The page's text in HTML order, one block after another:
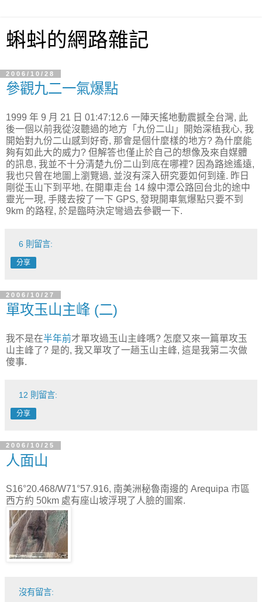
蝌蚪的網路雜記
2006/10/28
參觀九二一氣爆點
1999 年 9 月 21 日 01:47:12.6 一陣天搖地動震撼全台灣, 此
後一個以前我從沒聽過的地方「九份二山」開始深植我心, 我
開始對九份二山感到好奇, 那會是個什麼樣的地方? 為什麼能
夠有如此大的威力? 但解答也僅止於自己的想像及來自媒體
的訊息, 我並不十分清楚九份二山到底在哪裡? 因為路途遙遠,
我也只曾在地圖上瀏覽過, 並沒有深入研究要如何到達. 昨日
剛從玉山下到平地, 在開車走台 14 線中潭公路回台北的途中
靈光一現, 手賤去按了一下 GPS, 發現開車氣爆點只要不到
9km 的路程, 於是臨時決定彎過去參觀一下.
6 則留言:
分享
2006/10/27
單攻玉山主峰 (二)
我不是在半年前才單攻過玉山主峰嗎? 怎麼又來一篇單攻玉
山主峰了? 是的, 我又單攻了一趟玉山主峰, 這是我第二次做
傻事.
12 則留言:
分享
2006/10/25
人面山
S16°20.468/W71°57.916, 南美洲秘魯南邊的 Arequipa 市區
西方約 50km 處有座山坡浮現了人臉的圖案.
沒有留言: